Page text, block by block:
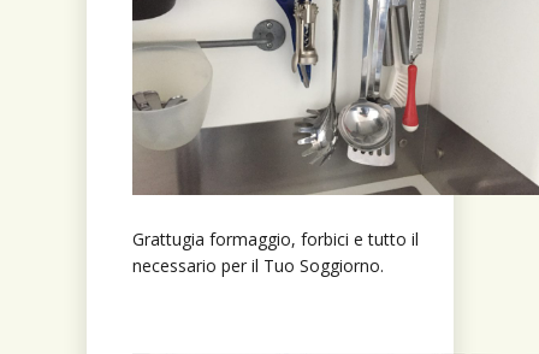
Grattugia formaggio, forbici e tutto il
necessario per il Tuo Soggiorno.